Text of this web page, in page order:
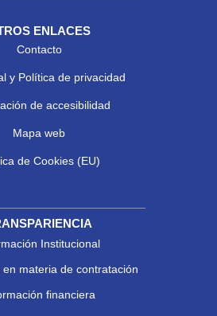
ENLACES
Contacto
y Política de privacidad
de accesibilidad
Mapa web
de Cookies (EU)
Institucional
en materia de contratación
financiera